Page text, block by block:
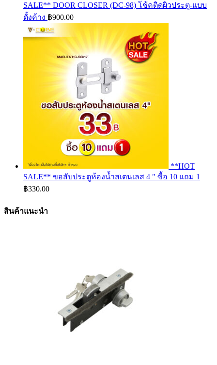
SALE** DOOR CLOSER (DC-98) โช้คติดผิวประตู-แบบ
ตั้งค้าง ฿900.00
**HOT
SALE** ขอสับประตูห้องน้ำสเตนเลส 4 " ซื้อ 10 แถม 1
฿330.00
สินค้าแนะนำ